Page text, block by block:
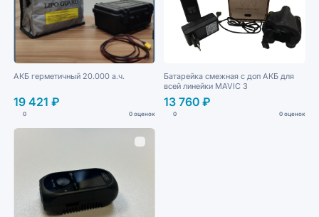
АКБ герметичный 20.000 а.ч.
19 421 ₽
0 0 оценок
Батарейка смежная с доп АКБ для
всей линейки MAVIС 3
13 760 ₽
0 0 оценок